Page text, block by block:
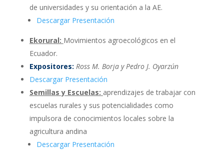
de universidades y su orientación a la AE.
Descargar Presentación
Ekorural: Movimientos agroecológicos en el
Ecuador.
Expositores: Ross M. Borja y Pedro J. Oyarzún
Descargar Presentación
Semillas y Escuelas: aprendizajes de trabajar con
escuelas rurales y sus potencialidades como
impulsora de conocimientos locales sobre la
agricultura andina
Descargar Presentación